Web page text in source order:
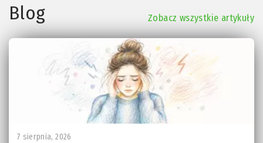
Blog Zobacz wszystkie artykuły
7 sierpnia, 2026